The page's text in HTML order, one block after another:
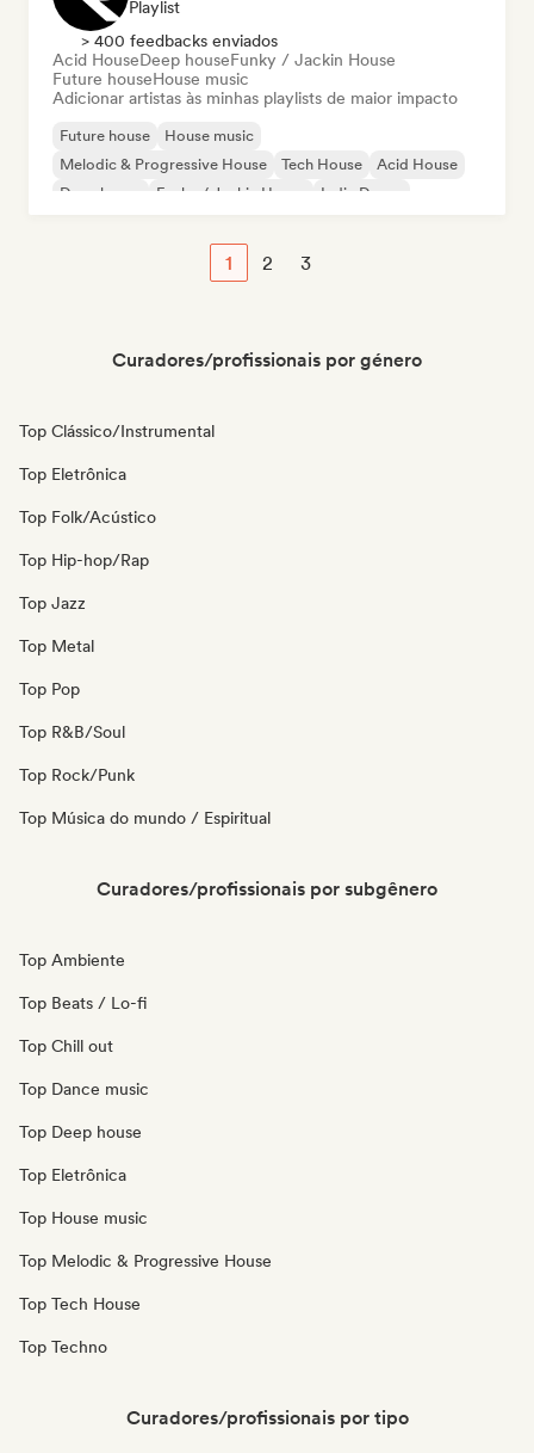
Playlist
> 400 feedbacks enviados
Acid HouseDeep houseFunky / Jackin House
Future houseHouse music
Adicionar artistas às minhas playlists de maior impacto
Future house
House music
Melodic & Progressive House
Tech House
Acid House
Deep house
Funky / Jackin House Indie Dance
1 2 3
Curadores/profissionais por género
Top Clássico/Instrumental
Top Eletrônica
Top Folk/Acústico
Top Hip-hop/Rap
Top Jazz
Top Metal
Top Pop
Top R&B/Soul
Top Rock/Punk
Top Música do mundo / Espiritual
Curadores/profissionais por subgênero
Top Ambiente
Top Beats / Lo-fi
Top Chill out
Top Dance music
Top Deep house
Top Eletrônica
Top House music
Top Melodic & Progressive House
Top Tech House
Top Techno
Curadores/profissionais por tipo